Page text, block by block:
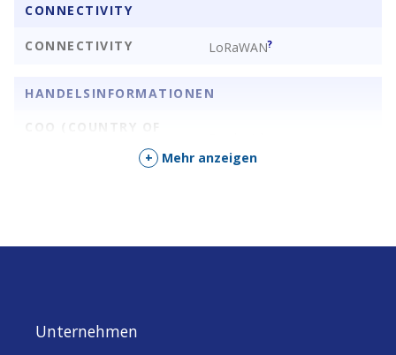
CONNECTIVITY
CONNECTIVITY LoRaWAN?
HANDELSINFORMATIONEN
COO (COUNTRY OF
Lufttemperatur
+ Mehr anzeigen
Unternehmen